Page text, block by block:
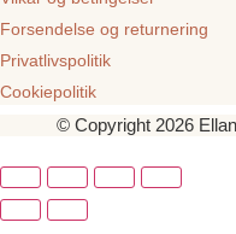
Forsendelse og returnering
Privatlivspolitik
Cookiepolitik
© Copyright 2026